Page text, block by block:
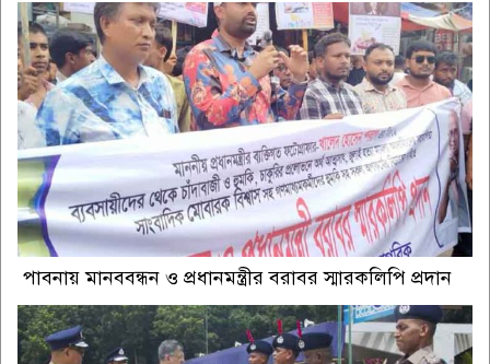
পাবনায় মানববন্ধন ও প্রধানমন্ত্রীর বরাবর স্মারকলিপি প্রদান